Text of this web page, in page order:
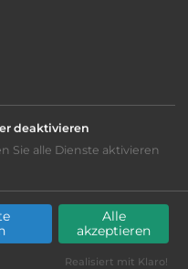
deaktivieren
Sie alle Dienste aktivieren
Alle
akzeptieren
Realisiert mit Klaro!